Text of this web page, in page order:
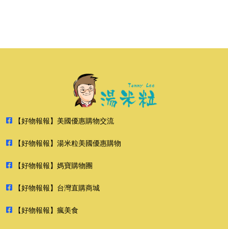
【好物報報】美國優惠購物交流
【好物報報】湯米粒美國優惠購物
【好物報報】媽寶購物團
【好物報報】台灣直購商城
【好物報報】瘋美食